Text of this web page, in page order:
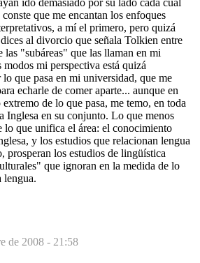
que me encantan los enfoques
a mí el primero, pero quizá
al divorcio que señala Tolkien entre
las "subáreas" que las llaman en mi
mi perspectiva está quizá
lo que pasa en mi universidad, que me
echarle de comer aparte... aunque en
de lo que pasa, me temo, en toda
Inglesa en su conjunto. Lo que menos
lo que unifica el área: el conocimiento
y los estudios que relacionan lengua
prosperan los estudios de lingüística
que ignoran en la medida de lo
lengua.
de 2008 - 21:58